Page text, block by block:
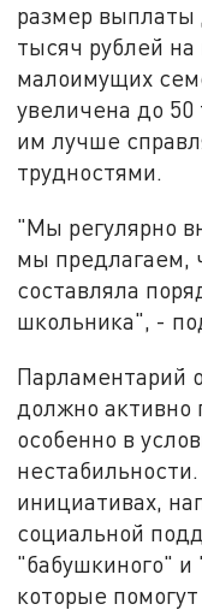
размер выплаты
тысяч рублей
малоимущих
увеличена до
им лучше
трудностями.
"Мы регулярно
мы предлагаем,
составляла
школьника", -
Парламентарий
должно активно
особенно в
инициативах,
социальной
"бабушкиного" и
которые